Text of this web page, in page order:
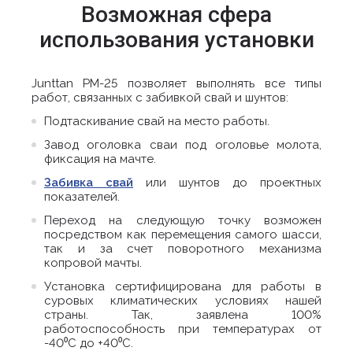
Возможная сфера
использования установки
Junttan PM-25 позволяет выполнять все типы
работ, связанных с забивкой свай и шунтов:
Подтаскивание свай на место работы.
Завод оголовка сваи под оголовье молота,
фиксация на мачте.
Забивка свай
или шунтов до проектных
показателей.
Переход на следующую точку возможен
посредством как перемещения самого шасси,
так и за счет поворотного механизма
копровой мачты.
Установка сертифицирована для работы в
суровых климатических условиях нашей
страны. Так, заявлена 100%
работоспособность при температурах от
-40⁰С до +40⁰С.